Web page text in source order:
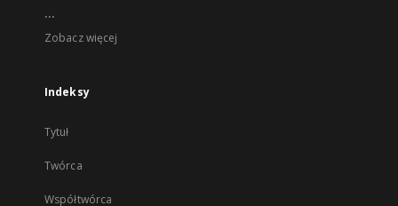
...
Zobacz więcej
Indeksy
Tytuł
Twórca
Współtwórca